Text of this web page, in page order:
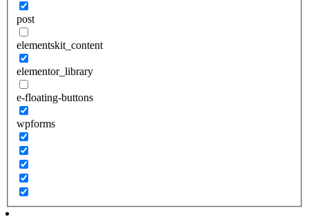
post
elementskit_content
elementor_library
e-floating-buttons
wpforms